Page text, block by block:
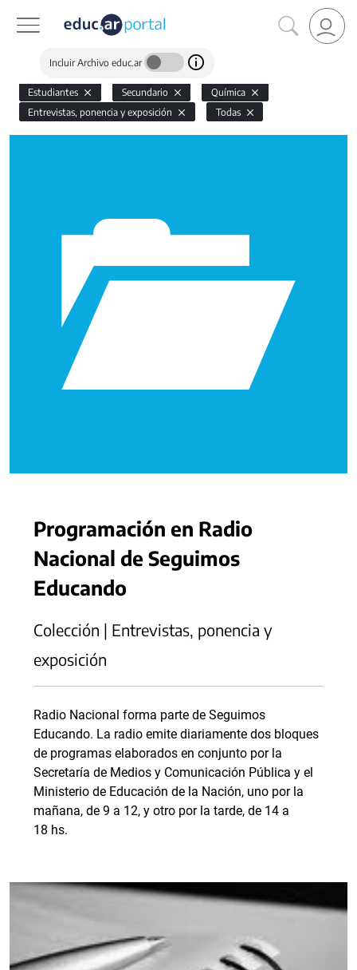
Incluir Archivo educ.ar
Estudiantes Secundario
Química
Entrevistas, ponencia y exposición
Todas
Programación en Radio
Nacional de Seguimos
Educando
Colección | Entrevistas, ponencia y
exposición
Radio Nacional forma parte de Seguimos
Educando. La radio emite diariamente dos bloques
de programas elaborados en conjunto por la
Secretaría de Medios y Comunicación Pública y el
Ministerio de Educación de la Nación, uno por la
mañana, de 9 a 12, y otro por la tarde, de 14 a
18 hs.